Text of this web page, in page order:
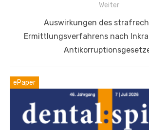
Weiter
Auswirkungen des
Ermittlungsverfahrens nach
ePaper